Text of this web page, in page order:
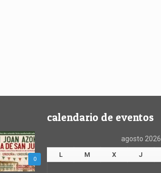
0
calendario de eventos
agosto 2026
L M X J